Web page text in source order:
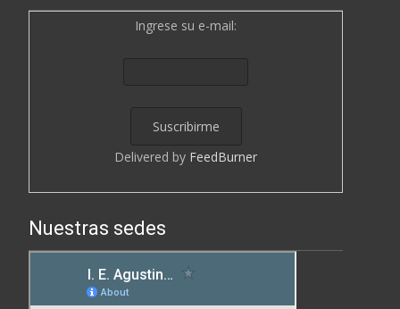
Ingrese su e-mail:
Delivered by FeedBurner
Nuestras sedes